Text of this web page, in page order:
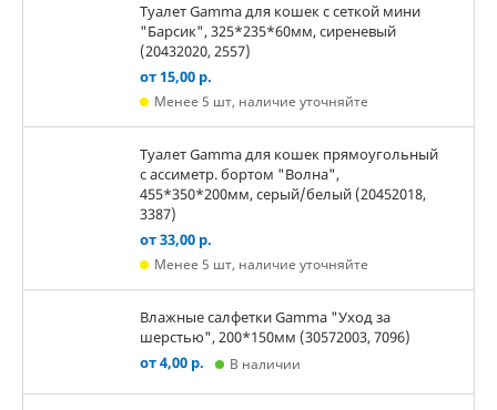
Туалет Gamma для кошек c сеткой мини
"Барсик", 325*235*60мм, сиреневый
(20432020, 2557)
от 15,00 р.
Менее 5 шт, наличие уточняйте
Туалет Gamma для кошек прямоугольный
с ассиметр. бортом "Волна",
455*350*200мм, серый/белый (20452018,
3387)
от 33,00 р.
Менее 5 шт, наличие уточняйте
Влажные салфетки Gamma "Уход за
шерстью", 200*150мм (30572003, 7096)
от 4,00 р.
В наличии